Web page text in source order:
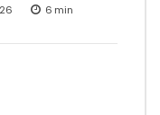
6 min